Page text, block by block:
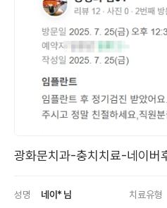
광화문치과-충치치료-네이버
성명 네이* 님 치료유형